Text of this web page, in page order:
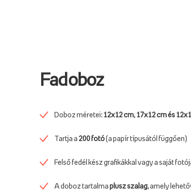
Fadoboz
Doboz méretei: 12x12 cm, 17x12 cm és
Tartja a 200 fotó(a papír típusától függően)
Felső fedél kész grafikákkal vagy a saját
A doboz tartalma plusz szalag,amely